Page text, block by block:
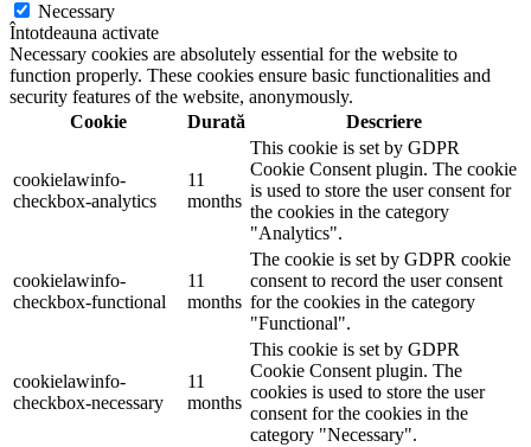
Necessary
Întotdeauna activate
Necessary cookies are absolutely essential for the website to
function properly. These cookies ensure basic functionalities and
security features of the website, anonymously.
Cookie
Durată Descriere
cookielawinfo-
checkbox-analytics
11
months
This cookie is set by GDPR
Cookie Consent plugin. The cookie
is used to store the user consent for
the cookies in the category
"Analytics".
cookielawinfo-
checkbox-functional
11
months
The cookie is set by GDPR cookie
consent to record the user consent
for the cookies in the category
"Functional".
cookielawinfo-
checkbox-necessary
11
months
This cookie is set by GDPR
Cookie Consent plugin. The
cookies is used to store the user
consent for the cookies in the
category "Necessary".